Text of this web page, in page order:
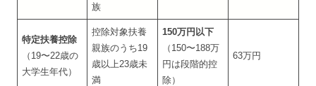
族
特定扶養控除
（19〜22歳の
大学生年代）
控除対象扶養
親族のうち19
歳以上23歳未
満
150万円以下
（150〜188万
円は段階的控
除）
63万円